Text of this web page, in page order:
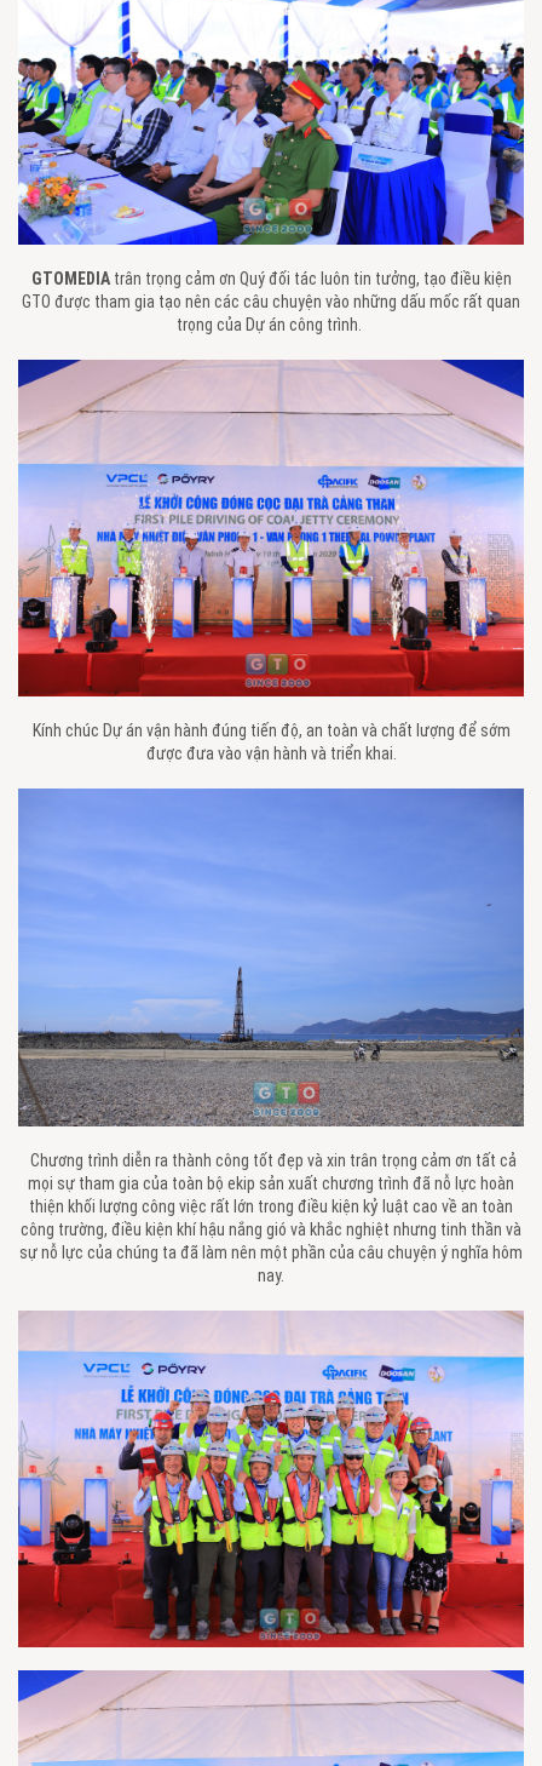
GTOMEDIA trân trọng cảm ơn Quý đối tác luôn tin tưởng, tạo điều kiện
GTO được tham gia tạo nên các câu chuyện vào những dấu mốc rất quan
trọng của Dự án công trình.
Kính chúc Dự án vận hành đúng tiến độ, an toàn và chất lượng để sớm
được đưa vào vận hành và triển khai.
Chương trình diễn ra thành công tốt đẹp và xin trân trọng cảm ơn tất cả
mọi sự tham gia của toàn bộ ekip sản xuất chương trình đã nỗ lực hoàn
thiện khối lượng công việc rất lớn trong điều kiện kỷ luật cao về an toàn
công trường, điều kiện khí hậu nắng gió và khắc nghiệt nhưng tinh thần và
sự nỗ lực của chúng ta đã làm nên một phần của câu chuyện ý nghĩa hôm
nay.